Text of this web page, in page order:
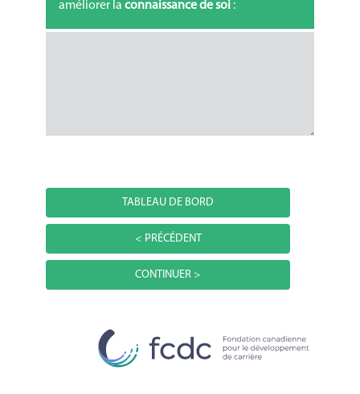
améliorer la connaissance de soi:
TABLEAU DE BORD
< PRÉCÉDENT
CONTINUER >